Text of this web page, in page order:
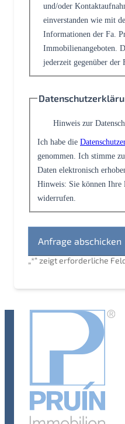
„*“ zeigt erforderliche
und/oder
einverstanden wie mit
Informationen der Fa.
Immobilienangeboten.
jederzeit gegenüber
Hinweis zur
Ich habe die
genommen. Ich stimme
Daten elektronisch
Hinweis: Sie können
widerrufen.